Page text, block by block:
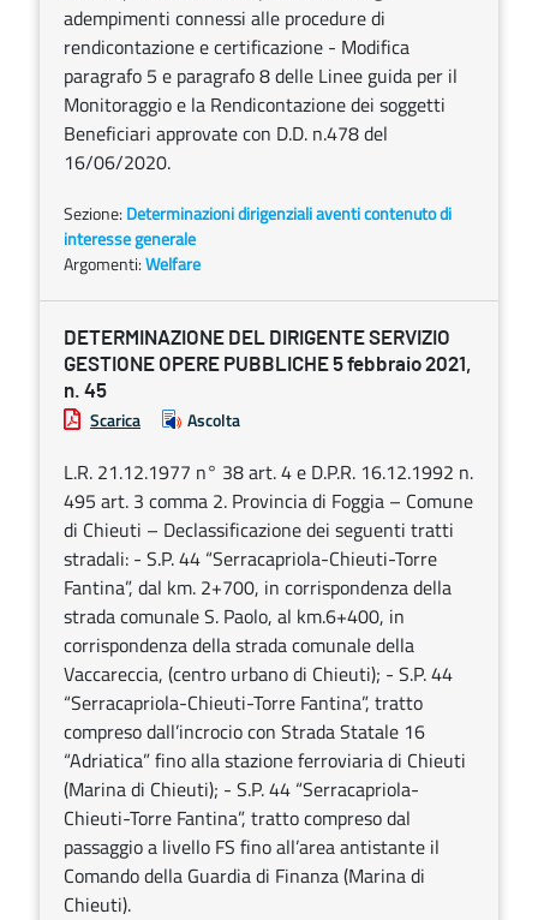
adempimenti connessi alle procedure di
rendicontazione e certificazione - Modifica
paragrafo 5 e paragrafo 8 delle Linee guida per il
Monitoraggio e la Rendicontazione dei soggetti
Beneficiari approvate con D.D. n.478 del
16/06/2020.
Sezione: Determinazioni dirigenziali aventi contenuto di
interesse generale
Argomenti:Welfare
DETERMINAZIONE DEL DIRIGENTE SERVIZIO
GESTIONE OPERE PUBBLICHE 5 febbraio 2021,
n. 45
Scarica Ascolta
L.R. 21.12.1977 n° 38 art. 4 e D.P.R. 16.12.1992 n.
495 art. 3 comma 2. Provincia di Foggia – Comune
di Chieuti – Declassificazione dei seguenti tratti
stradali: - S.P. 44 “Serracapriola-Chieuti-Torre
Fantina”, dal km. 2+700, in corrispondenza della
strada comunale S. Paolo, al km.6+400, in
corrispondenza della strada comunale della
Vaccareccia, (centro urbano di Chieuti); - S.P. 44
“Serracapriola-Chieuti-Torre Fantina”, tratto
compreso dall’incrocio con Strada Statale 16
“Adriatica” fino alla stazione ferroviaria di Chieuti
(Marina di Chieuti); - S.P. 44 “Serracapriola-
Chieuti-Torre Fantina”, tratto compreso dal
passaggio a livello FS fino all’area antistante il
Comando della Guardia di Finanza (Marina di
Chieuti).